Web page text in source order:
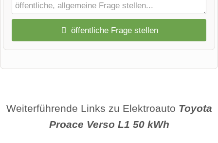
öffentliche Frage stellen
Name
Weiterführende Links zu Elektroauto Toyota
Proace Verso L1 50 kWh